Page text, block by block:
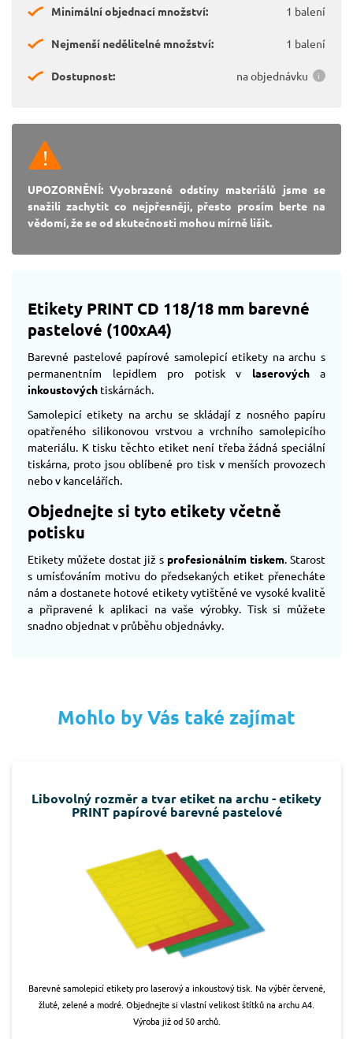
Minimální objednací množství: 1 balení
Nejmenší nedělitelné množství: 1 balení
Dostupnost: na objednávku
UPOZORNĚNÍ: Vyobrazené odstíny materiálů jsme se
snažili zachytit co nejpřesněji, přesto prosím berte na
vědomí, že se od skutečnosti mohou mírně lišit.
Etikety PRINT CD 118/18 mm barevné
pastelové (100xA4)
Barevné pastelové papírové samolepicí etikety na archu s
permanentním lepidlem pro potisk v laserovýcha
inkoustových tiskárnách.
Samolepicí etikety na archu se skládají z nosného papíru
opatřeného silikonovou vrstvou a vrchního samolepicího
materiálu. K tisku těchto etiket není třeba žádná speciální
tiskárna, proto jsou oblíbené pro tisk v menších provozech
nebo v kancelářích.
Objednejte si tyto etikety včetně
potisku
Etikety můžete dostat již s profesionálním tiskem. Starost
s umísťováním motivu do předsekaných etiket přenecháte
nám a dostanete hotové etikety vytištěné ve vysoké kvalitě
a připravené k aplikaci na vaše výrobky. Tisk si můžete
snadno objednat v průběhu objednávky.
Mohlo by Vás také zajímat
Libovolný rozměr a tvar etiket na archu - etikety
PRINT papírové barevné pastelové
Barevné samolepicí etikety pro laserový a inkoustový tisk. Na výběr červené,
žluté, zelené a modré. Objednejte si vlastní velikost štítků na archu A4.
Výroba již od 50 archů.